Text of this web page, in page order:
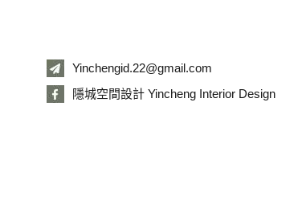
Yinchengid.22@gmail.com
隱城空間設計 Yincheng Interior Design